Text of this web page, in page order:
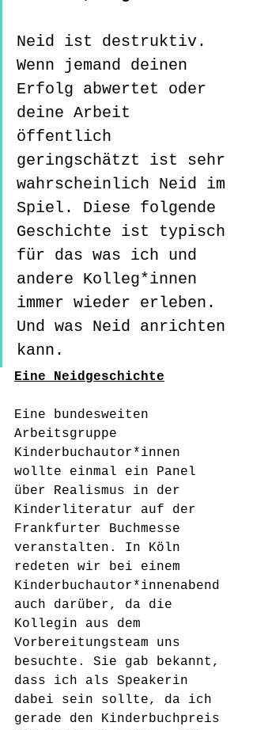
Neid ist destruktiv.
Wenn jemand deinen
Erfolg abwertet oder
deine Arbeit
öffentlich
geringschätzt ist sehr
wahrscheinlich Neid im
Spiel. Diese folgende
Geschichte ist typisch
für das was ich und
andere Kolleg*innen
immer wieder erleben.
Und was Neid anrichten
kann.
Eine Neidgeschichte
Eine bundesweiten
Arbeitsgruppe
Kinderbuchautor*innen
wollte einmal ein Panel
über Realismus in der
Kinderliteratur auf der
Frankfurter Buchmesse
veranstalten. In Köln
redeten wir bei einem
Kinderbuchautor*innenabend
auch darüber, da die
Kollegin aus dem
Vorbereitungsteam uns
besuchte. Sie gab bekannt,
dass ich als Speakerin
dabei sein sollte, da ich
gerade den Kinderbuchpreis